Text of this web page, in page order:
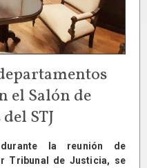
el Salón de
STJ
la reunión de
Tribunal de Justicia, se